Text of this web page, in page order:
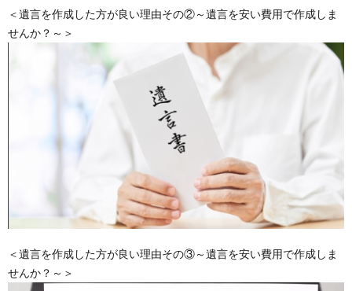
＜遺言を作成した方が良い理由その②～遺言を安い費用で作成しま
せんか？～＞
＜遺言を作成した方が良い理由その③～遺言を安い費用で作成しま
せんか？～＞